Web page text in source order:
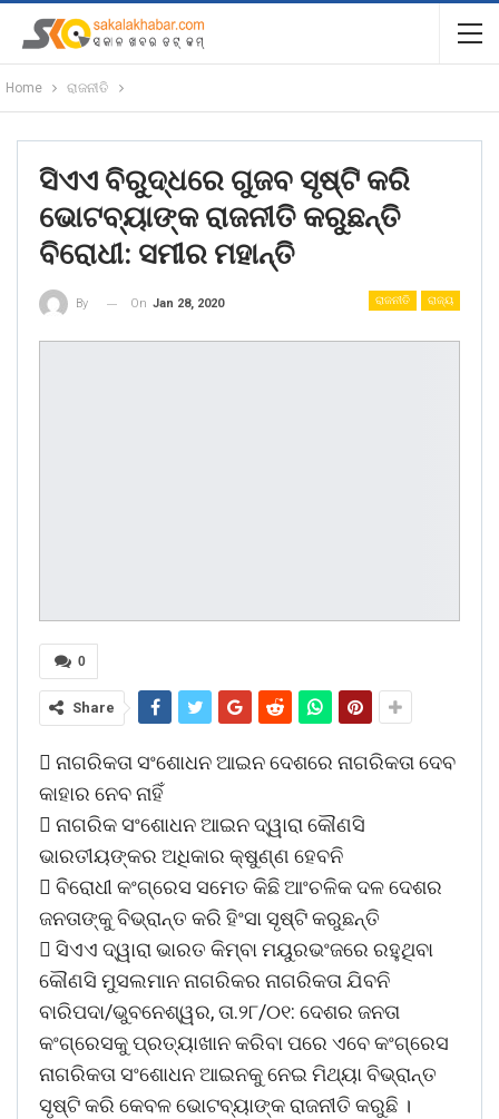
Home ରାଜନୀତି
ସିଏଏ ବିରୁଦ୍ଧରେ ଗୁଜବ ସୃଷ୍ଟି କରି
ଭୋଟବ୍ୟାଙ୍କ ରାଜନୀତି କରୁଛନ୍ତି
ବିରୋଧୀ: ସମୀର ମହାନ୍ତି
ରାଜନୀତି ରାଜ୍ୟ
By On Jan 28, 2020
0
Share
 ନାଗରିକତା ସଂଶୋଧନ ଆଇନ ଦେଶରେ ନାଗରିକତା ଦେବ
କାହାର ନେବ ନାହିଁ
 ନାଗରିକ ସଂଶୋଧନ ଆଇନ ଦ୍ୱାରା କୌଣସି
ଭାରତୀୟଙ୍କର ଅଧିକାର କ୍ଷୁଣ୍ଣ ହେବନି
 ବିରୋଧୀ କଂଗ୍ରେସ ସମେତ କିଛି ଆଂଚଳିକ ଦଳ ଦେଶର
ଜନତାଙ୍କୁ ବିଭ୍ରାନ୍ତ କରି ହିଂସା ସୃଷ୍ଟି କରୁଛନ୍ତି
 ସିଏଏ ଦ୍ୱାରା ଭାରତ କିମ୍ବା ମୟୁରଭଂଜରେ ରହୁଥିବା
କୌଣସି ମୁସଲମାନ ନାଗରିକର ନାଗରିକତା ଯିବନି
ବାରିପଦା/ଭୁବନେଶ୍ୱର, ତା.୨୮/୦୧: ଦେଶର ଜନତା
କଂଗ୍ରେସକୁ ପ୍ରତ୍ୟାଖାନ କରିବା ପରେ ଏବେ କଂଗ୍ରେସ
ନାଗରିକତା ସଂଶୋଧନ ଆଇନକୁ ନେଇ ମିଥ୍ୟା ବିଭ୍ରାନ୍ତ
ସୃଷ୍ଟି କରି କେବଳ ଭୋଟବ୍ୟାଙ୍କ ରାଜନୀତି କରୁଛି ।